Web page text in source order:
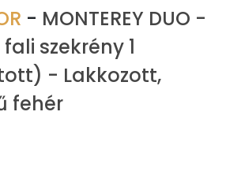
- MONTEREY DUO -
szekrény 1
- Lakkozott,
fehér